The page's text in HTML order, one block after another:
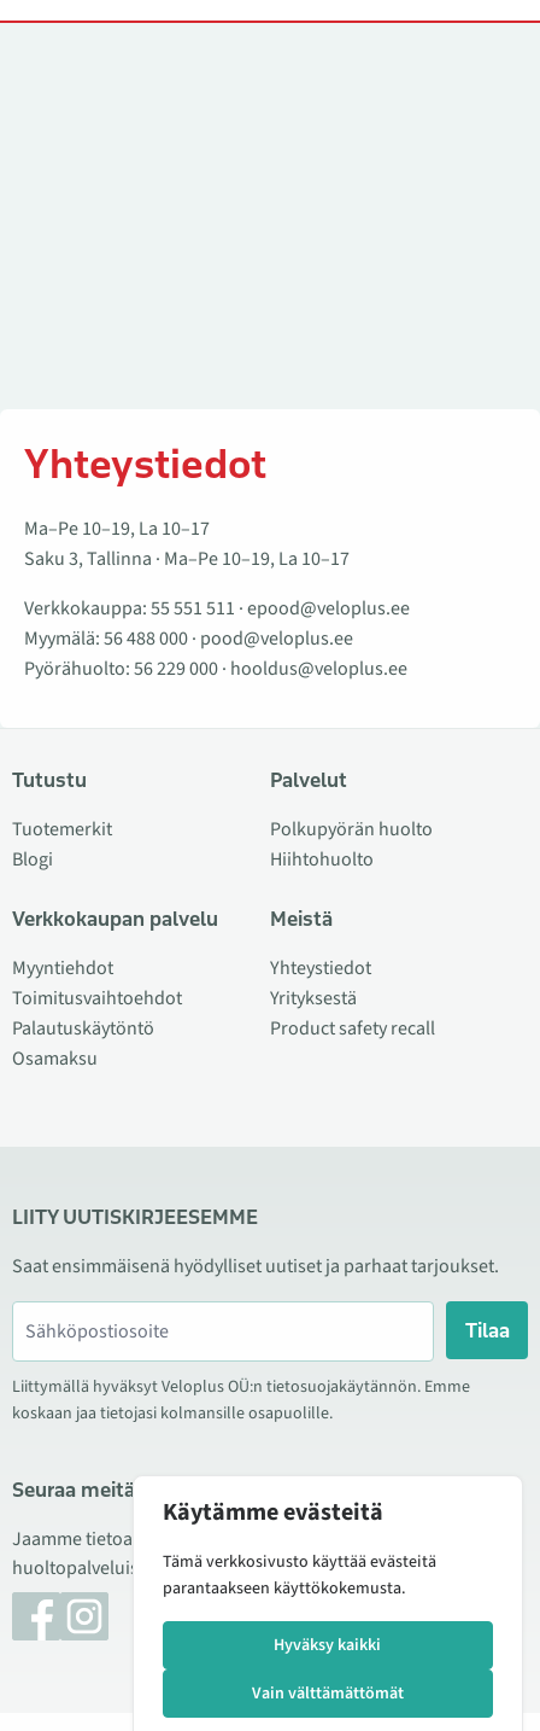
Yhteystiedot
Ma–Pe 10–19, La 10–17
Saku 3, Tallinna · Ma–Pe 10–19, La 10–17
Verkkokauppa:55 551 511 ·epood@veloplus.ee
Myymälä:56 488 000· pood@veloplus.ee
Pyörähuolto:56 229 000· hooldus@veloplus.ee
Tutustu
Tuotemerkit
Blogi
Verkkokaupan palvelu
Myyntiehdot
Toimitusvaihtoehdot
Palautuskäytöntö
Osamaksu
Palvelut
Polkupyörän huolto
Hiihtohuolto
Meistä
Yhteystiedot
Yrityksestä
Product safety recall
LIITY UUTISKIRJEESEMME
Saat ensimmäisenä hyödylliset uutiset ja parhaat tarjoukset.
Tilaa
Liittymällä hyväksyt Veloplus OÜ:n tietosuojakäytännön. Emme
koskaan jaa tietojasi kolmansille osapuolille.
Seuraa meitä sosiaalisessa mediassa
Jaamme tietoa hyvistä tarjouksista, uusista tuotteista ja
huoltopalveluista. Joskus julkaisemme myös tuote-esittelyjä.
Käytämme evästeitä
Tämä verkkosivusto käyttää evästeitä
parantaakseen käyttökokemusta.
Hyväksy kaikki
Vain välttämättömät